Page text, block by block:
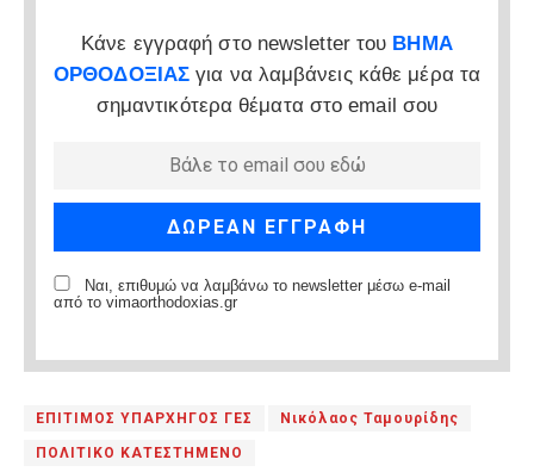
Κάνε εγγραφή στο newsletter του ΒΗΜΑ
ΟΡΘΟΔΟΞΙΑΣ για να λαμβάνεις κάθε μέρα τα
σημαντικότερα θέματα στο email σου
Ναι, επιθυμώ να λαμβάνω το newsletter μέσω e-mail
από το vimaorthodoxias.gr
ΕΠΙΤΙΜΟΣ ΥΠΑΡΧΗΓΟΣ ΓΕΣ Νικόλαος Ταμουρίδης
ΠΟΛΙΤΙΚΟ ΚΑΤΕΣΤΗΜΕΝΟ